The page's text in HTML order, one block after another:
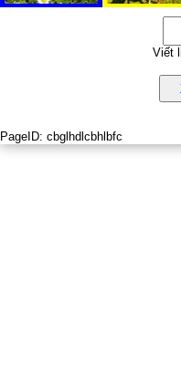
Viết
PageID: cbglhdlcbhlbfc